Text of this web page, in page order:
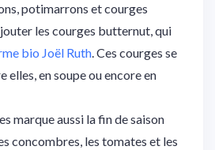
potimarrons et courges
les courges butternut, qui
bio Joël Ruth. Ces courges se
elles, en soupe ou encore en
marque aussi la fin de saison
concombres, les tomates et les